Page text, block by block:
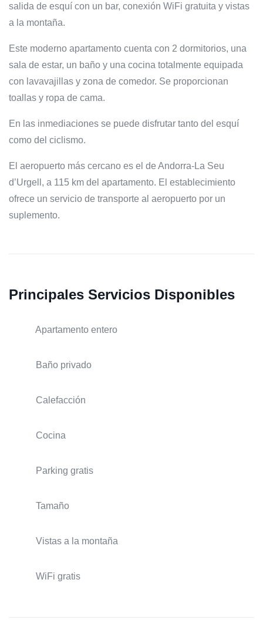
salida de esquí con un bar, conexión WiFi gratuita y vistas
a la montaña.
Este moderno apartamento cuenta con 2 dormitorios, una
sala de estar, un baño y una cocina totalmente equipada
con lavavajillas y zona de comedor. Se proporcionan
toallas y ropa de cama.
En las inmediaciones se puede disfrutar tanto del esquí
como del ciclismo.
El aeropuerto más cercano es el de Andorra-La Seu
d’Urgell, a 115 km del apartamento. El establecimiento
ofrece un servicio de transporte al aeropuerto por un
suplemento.
Principales Servicios Disponibles
Apartamento entero
Baño privado
Calefacción
Cocina
Parking gratis
Tamaño
Vistas a la montaña
WiFi gratis